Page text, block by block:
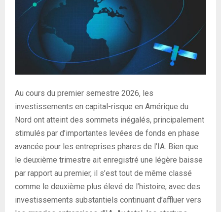
Au cours du premier semestre 2026, les
investissements en capital-risque en Amérique du
Nord ont atteint des sommets inégalés, principalement
stimulés par d’importantes levées de fonds en phase
avancée pour les entreprises phares de l’IA. Bien que
le deuxième trimestre ait enregistré une légère baisse
par rapport au premier, il s’est tout de même classé
comme le deuxième plus élevé de l’histoire, avec des
investissements substantiels continuant d’affluer vers